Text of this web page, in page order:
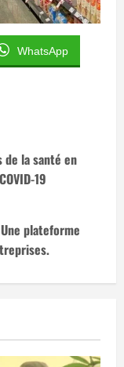
WhatsApp
la santé en
19
plateforme